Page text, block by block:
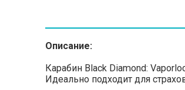
Описание:
Карабин Black Diamond:
Идеально подходит для